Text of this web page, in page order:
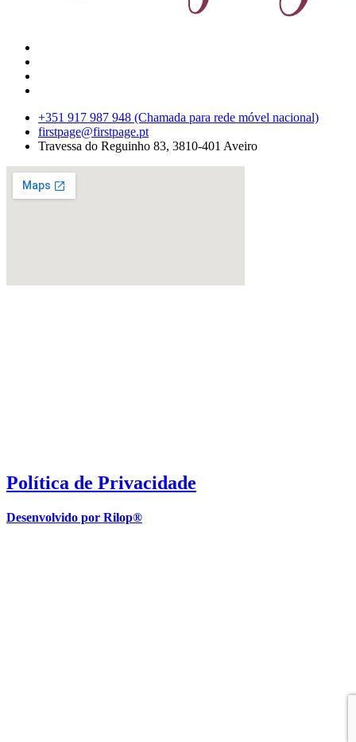
+351 917 987 948 (Chamada para rede móvel nacional)
firstpage@firstpage.pt
Travessa do Reguinho 83, 3810-401 Aveiro
Política de Privacidade
Desenvolvido por Rilop®